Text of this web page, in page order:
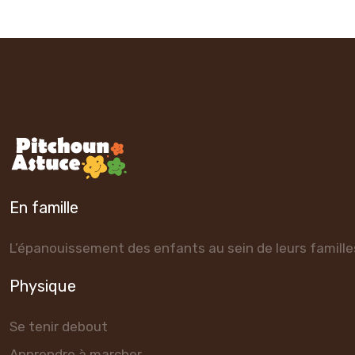
En famille
L’épanouissement des enfants au sein de leurs
Physique
Se tenir debout